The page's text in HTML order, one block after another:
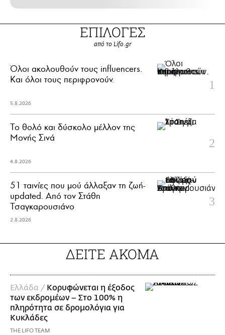
ΕΠΙΛΟΓΕΣ
από το Lifo.gr
Όλοι ακολουθούν τους influencers.
Και όλοι τους περιφρονούν.
5.8.2026
Το θολό και δύσκολο μέλλον της
Μονής Σινά
4.8.2026
51 ταινίες που μού άλλαξαν τη ζωή-
updated. Aπό τον Στάθη
Τσαγκαρουσιάνο
2.8.2026
ΔΕΙΤΕ ΑΚΟΜΑ
Ελλάδα / Κορυφώνεται η έξοδος
των εκδρομέων – Στο 100% η
πληρότητα σε δρομολόγια για
Κυκλάδες
THE LIFO TEAM